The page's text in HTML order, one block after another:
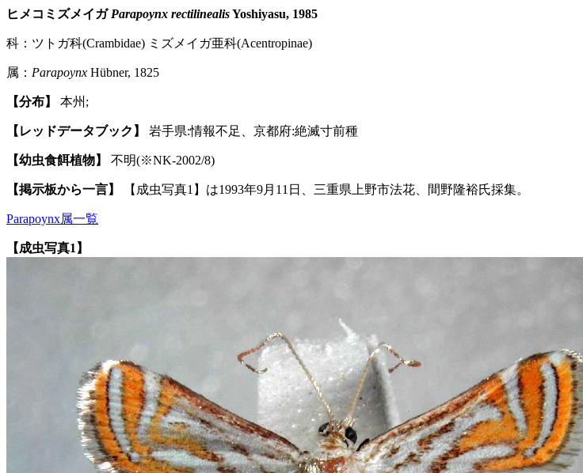
ヒメコミズメイガ Parapoynx rectilinealisYoshiyasu, 1985
科：ツトガ科(Crambidae) ミズメイガ亜科(Acentropinae)
属： Parapoynx Hübner, 1825
【分布】 本州;
【レッドデータブック】 岩手県:情報不足、京都府:絶滅寸前種
【幼虫食餌植物】 不明(※NK-2002/8)
【掲示板から一言】 【成虫写真1】は1993年9月11日、三重県上野市法花、間野隆裕氏採集。
Parapoynx属一覧
【成虫写真1】